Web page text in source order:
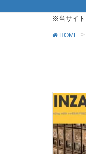
※当サイト
HOME